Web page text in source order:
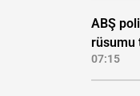
ABŞ
rüsumu
07:15